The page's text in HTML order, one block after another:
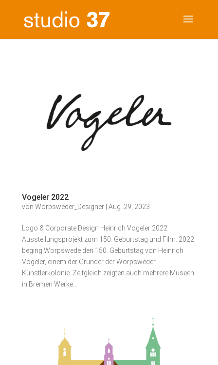
Vogeler 2022
von Worpsweder_Designer| Aug. 29, 2023
Logo & Corporate Design Heinrich Vogeler 2022
Ausstellungsprojekt zum 150. Geburtstag und Film. 2022
beging Worpswede den 150. Geburtstag von Heinrich
Vogeler, einem der Gründer der Worpsweder
Künstlerkolonie. Zeitgleich zeigten auch mehrere Museen
in Bremen Werke...